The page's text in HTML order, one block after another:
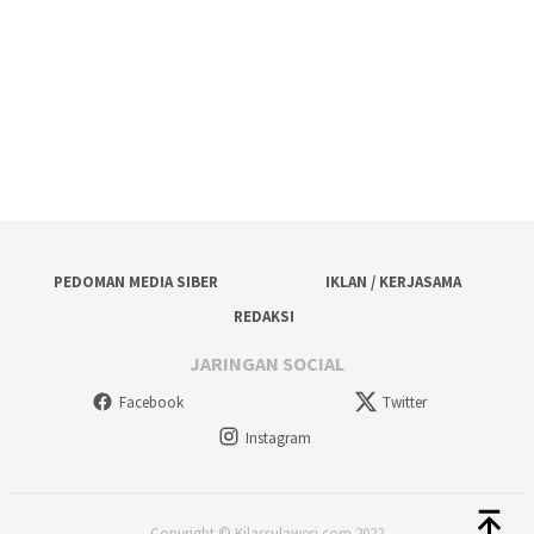
PEDOMAN MEDIA SIBER
IKLAN / KERJASAMA
REDAKSI
JARINGAN SOCIAL
Facebook
Twitter
Instagram